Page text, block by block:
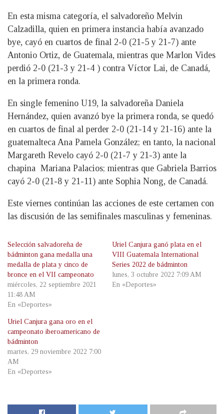
En esta misma categoría, el salvadoreño Melvin
Calzadilla, quien en primera instancia había avanzado
bye, cayó en cuartos de final 2-0 (21-5 y 21-7) ante
Antonio Ortiz, de Guatemala, mientras que Marlon Vides
perdió 2-0 (21-3 y 21-4 ) contra Víctor Lai, de Canadá,
en la primera ronda.
En single femenino U19, la salvadoreña Daniela
Hernández, quien avanzó bye la primera ronda, se quedó
en cuartos de final al perder 2-0 (21-14 y 21-16) ante la
guatemalteca Ana Pamela González; en tanto, la nacional
Margareth Revelo cayó 2-0 (21-7 y 21-3) ante la
chapina Mariana Palacios; mientras que Gabriela Barrios
cayó 2-0 (21-8 y 21-11) ante Sophia Nong, de Canadá.
Este viernes continúan las acciones de este certamen con
las discusión de las semifinales masculinas y femeninas.
Selección salvadoreña de
bádminton gana medalla una
medalla de plata y cinco de
bronce en el VII campeonato
miércoles, 22 septiembre 2021
11:48 AM
En «Deportes»
Uriel Canjura ganó plata en el
VIII Guatemala International
Series 2022 de bádminton
lunes, 3 octubre 2022 7:09 AM
En «Deportes»
Uriel Canjura gana oro en el
campeonato iberoamericano de
bádminton
martes, 29 noviembre 2022 7:00
AM
En «Deportes»